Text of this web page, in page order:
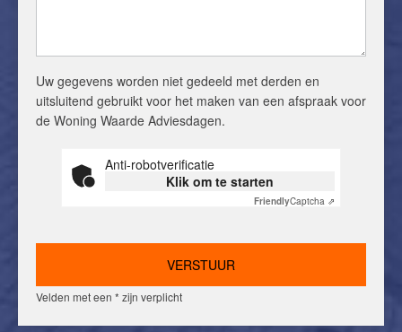
Uw gegevens worden niet gedeeld met derden en
uitsluitend gebruikt voor het maken van een afspraak voor
de Woning Waarde Adviesdagen.
Anti-robotverificatie
Klik om te starten
FriendlyCaptcha ⇗
Velden met een * zijn verplicht